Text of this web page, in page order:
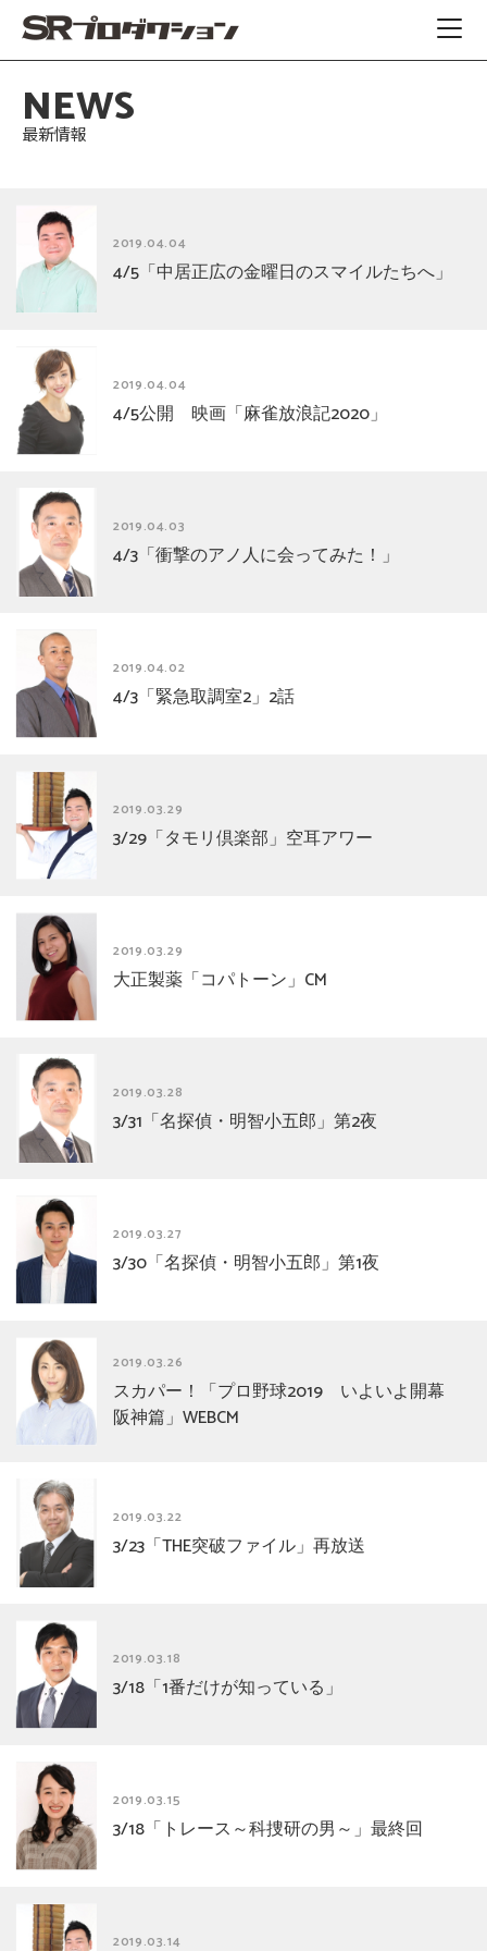
NEWS
最新情報
2019.04.04
4/5「中居正広の金曜日のスマイルたちへ」
2019.04.04
4/5公開 映画「麻雀放浪記2020」
2019.04.03
4/3「衝撃のアノ人に会ってみた！」
2019.04.02
4/3「緊急取調室2」2話
2019.03.29
3/29「タモリ倶楽部」空耳アワー
2019.03.29
大正製薬「コパトーン」CM
2019.03.28
3/31「名探偵・明智小五郎」第2夜
2019.03.27
3/30「名探偵・明智小五郎」第1夜
2019.03.26
スカパー！「プロ野球2019 いよいよ開幕
阪神篇」WEBCM
2019.03.22
3/23「THE突破ファイル」再放送
2019.03.18
3/18「1番だけが知っている」
2019.03.15
3/18「トレース～科捜研の男～」最終回
2019.03.14